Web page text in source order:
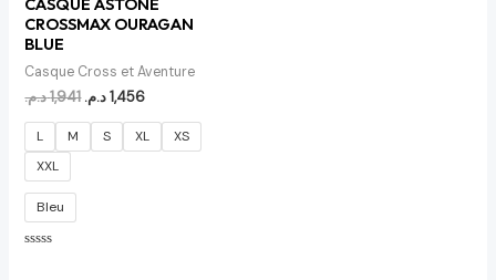
CASQUE ASTONE
CROSSMAX OURAGAN
BLUE
Casque Cross et Aventure
1,941د.م.
1,941 د.م..
1,456 د.م.
L M S XL
XS
XXL
Bleu